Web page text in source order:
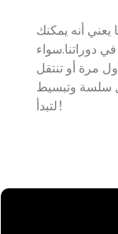
أنه يمكنك
دوراتنا.سواء
مرة أو تنتقل
سلسة وتبسيط
لتبدأ！